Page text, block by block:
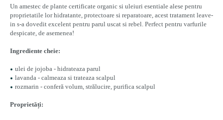
Un amestec de plante certificate organic si uleiuri esentiale alese pentru
proprietatile lor hidratante, protectoare si reparatoare, acest tratament leave-
in s-a dovedit excelent pentru parul uscat si rebel. Perfect pentru varfurile
despicate, de asemenea!
Ingrediente cheie:
ulei de jojoba - hidrateaza parul
lavanda - calmeaza si trateaza scalpul
rozmarin - conferă volum, strălucire, purifica scalpul
Proprietăți: